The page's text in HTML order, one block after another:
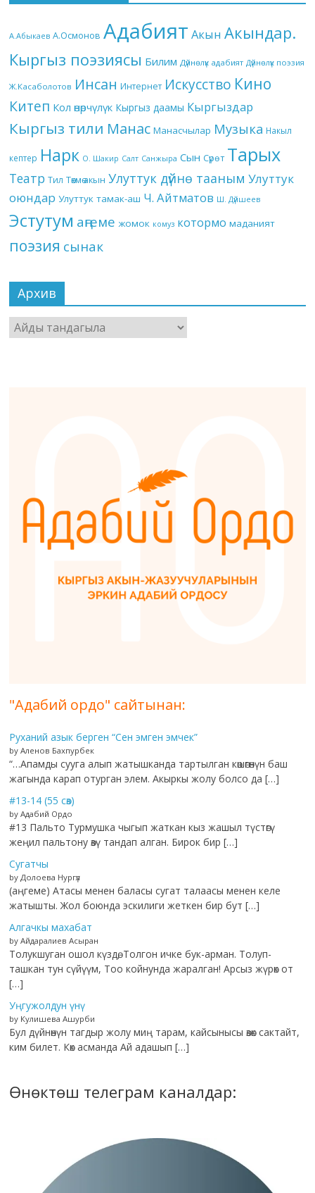
А.Абыкаев А.Осмонов Адабият Акын Акындар.
Кыргыз поэзиясы Билим Дүйнөлүк адабият Дүйнөлүк поэзия
Ж.Касаболотов Инсан Интернет Искусство Кино
Китеп Кол өнөрчүлүк Кыргыз даамы Кыргыздар
Кыргыз тили Манас Манасчылар Музыка Накыл
кептер Нарк О. Шакир Салт Санжыра Сын Сүрөт Тарых
Театр Тил Төкмө акын Улуттук дүйнө тааным Улуттук
оюндар Улуттук тамак-аш Ч. Айтматов Ш. Дүйшеев
Эстутум аңгеме жомок комуз котормо маданият
поэзия сынак
Архив
Архив
"Адабий ордо" сайтынан:
Руханий азык берген “Сен эмген эмчек”
by Аленов Бахпурбек
“…Апамды сууга алып жатышканда тартылган көшөгөнүн баш
жагында карап отурган элем. Акыркы жолу болсо да […]
#13-14 (55 сөз)
by Адабий Ордо
#13 Пальто Турмушка чыгып жаткан кыз жашыл түстөгү
жеңил пальтону өзү тандап алган. Бирок бир […]
Сугатчы
by Долоева Нургүл
(аңгеме) Атасы менен баласы сугат талаасы менен келе
жатышты. Жол боюнда эскилиги жеткен бир бут […]
Алгачкы махабат
by Айдаралиев Асыран
Толукшуган ошол күздө, Толгон ичке бук-арман. Толуп-
ташкан тун сүйүүм, Тоо койнунда жаралган! Арсыз жүрөк от
[…]
Уңгужолдун үнү
by Кулишева Ашурби
Бул дүйнөнүн тагдыр жолу миң тарам, кайсынысы өзөк сактайт,
ким билет. Көк асманда Ай адашып […]
Өнөктөш телеграм каналдар: